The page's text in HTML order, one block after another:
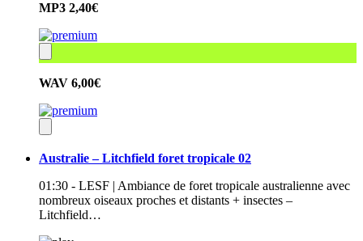
MP3 2,40€
WAV 6,00€
Australie – Litchfield foret tropicale 02
01:30 - LESF | Ambiance de foret tropicale australienne avec
nombreux oiseaux proches et distants + insectes –
Litchfield…